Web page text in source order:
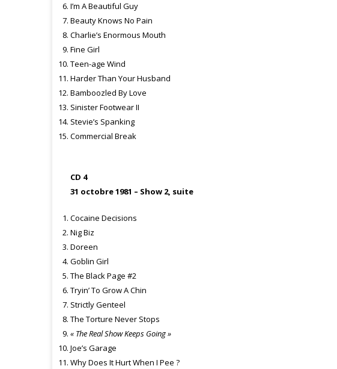
I’m A Beautiful Guy
Beauty Knows No Pain
Charlie’s Enormous Mouth
Fine Girl
Teen-age Wind
Harder Than Your Husband
Bamboozled By Love
Sinister Footwear II
Stevie’s Spanking
Commercial Break
CD 4
31 octobre 1981 – Show 2, suite
Cocaine Decisions
Nig Biz
Doreen
Goblin Girl
The Black Page #2
Tryin’ To Grow A Chin
Strictly Genteel
The Torture Never Stops
« The Real Show Keeps Going »
Joe’s Garage
Why Does It Hurt When I Pee ?